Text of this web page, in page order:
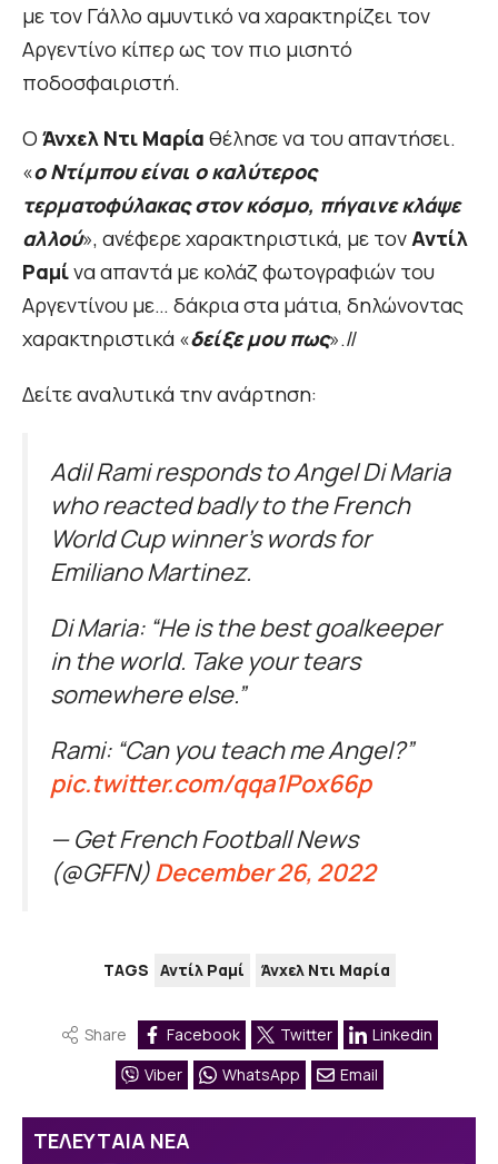
με τον Γάλλο αμυντικό να χαρακτηρίζει τον
Αργεντίνο κίπερ ως τον πιο μισητό
ποδοσφαιριστή.
Ο Άνχελ Ντι Μαρία θέλησε να του απαντήσει.
«ο Ντίμπου είναι ο καλύτερος
τερματοφύλακας στον κόσμο, πήγαινε κλάψε
αλλού», ανέφερε χαρακτηριστικά, με τονΑντίλ
Ραμίνα απαντά με κολάζ φωτογραφιών του
Αργεντίνου με… δάκρια στα μάτια, δηλώνοντας
χαρακτηριστικά «δείξε μου πως».//
Δείτε αναλυτικά την ανάρτηση:
Adil Rami responds to Angel Di Maria
who reacted badly to the French
World Cup winner’s words for
Emiliano Martinez.
Di Maria: “He is the best goalkeeper
in the world. Take your tears
somewhere else.”
Rami: “Can you teach me Angel?”
pic.twitter.com/qqa1Pox66p
— Get French Football News
(@GFFN)December 26, 2022
TAGS Αντίλ Ραμί Άνχελ Ντι Μαρία
Share Facebook Twitter
Linkedin
Viber
WhatsApp Email
ΤΕΛΕΥΤΑΙΑ ΝΕΑ